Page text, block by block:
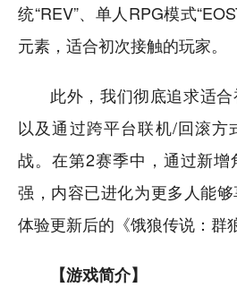
统“REV”、单人RPG模式
元素，适合初次接触的玩家。
此外，我们彻底追求适
以及通过跨平台联机/回滚方
战。在第2赛季中，通过新
强，内容已进化为更多人能
体验更新后的《饿狼传说：群
【游戏简介】